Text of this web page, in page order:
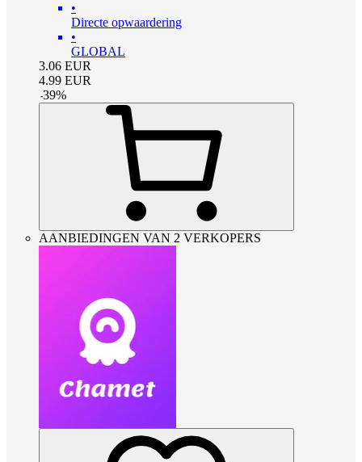
•
Directe opwaardering
•
GLOBAL
3.06 EUR
4.99 EUR
-39%
AANBIEDINGEN VAN 2 VERKOPERS